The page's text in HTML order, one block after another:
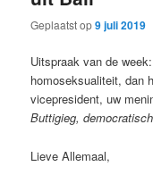
Geplaatst op9 juli 2019
Uitspraak van de
homoseksualiteit, dan
vicepresident, uw
Buttigieg,
Lieve Allemaal,